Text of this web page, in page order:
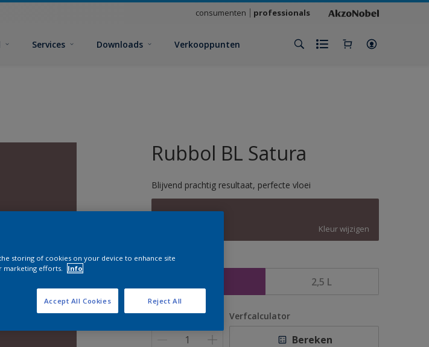
consumenten professionals
Services Downloads Verkooppunten
Rubbol BL Satura
Blijvend prachtig resultaat, perfecte vloei
B1.08.37
Kleur wijzigen
Grootte
2,5 L
Aantal Verfcalculator
Bereken
storing of cookies on your device to enhance site
marketing efforts.
Info
Reject All
Accept All Cookies